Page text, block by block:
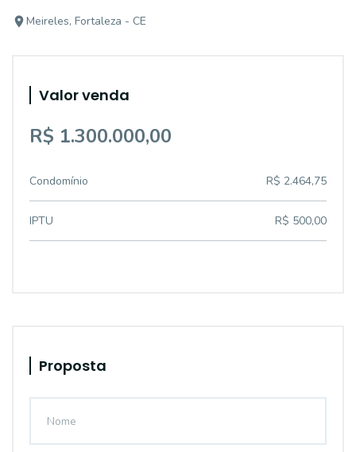
Meireles, Fortaleza - CE
Valor venda
R$ 1.300.000,00
Condomínio R$ 2.464,75
IPTU R$ 500,00
Proposta